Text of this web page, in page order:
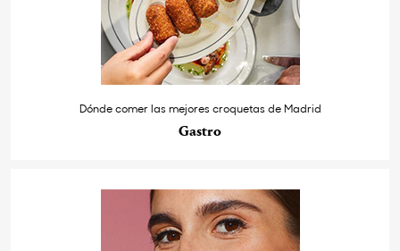
Dónde comer las mejores croquetas de Madrid
Gastro